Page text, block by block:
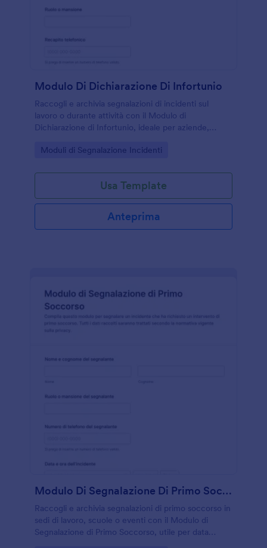
Modulo Di Dichiarazione Di Infortunio
Raccogli e archivia segnalazioni di incidenti sul
lavoro o durante attività con il Modulo di
Dichiarazione di Infortunio, ideale per aziende,
ordinata con Jotform.
Go to Category:
Moduli di Segnalazione Incidenti
Usa Template
Anteprima
Modulo Di Segnalazione Di Primo Soccorso
Raccogli e archivia segnalazioni di primo soccorso in
sedi di lavoro, scuole o eventi con il Modulo di
Segnalazione di Primo Soccorso, utile per data